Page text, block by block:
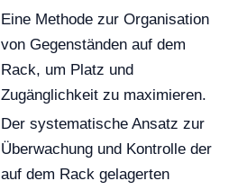
Eine Methode zur Organisation
von Gegenständen auf dem
Rack, um Platz und
Zugänglichkeit zu maximieren.
Der systematische Ansatz zur
Überwachung und Kontrolle der
auf dem Rack gelagerten